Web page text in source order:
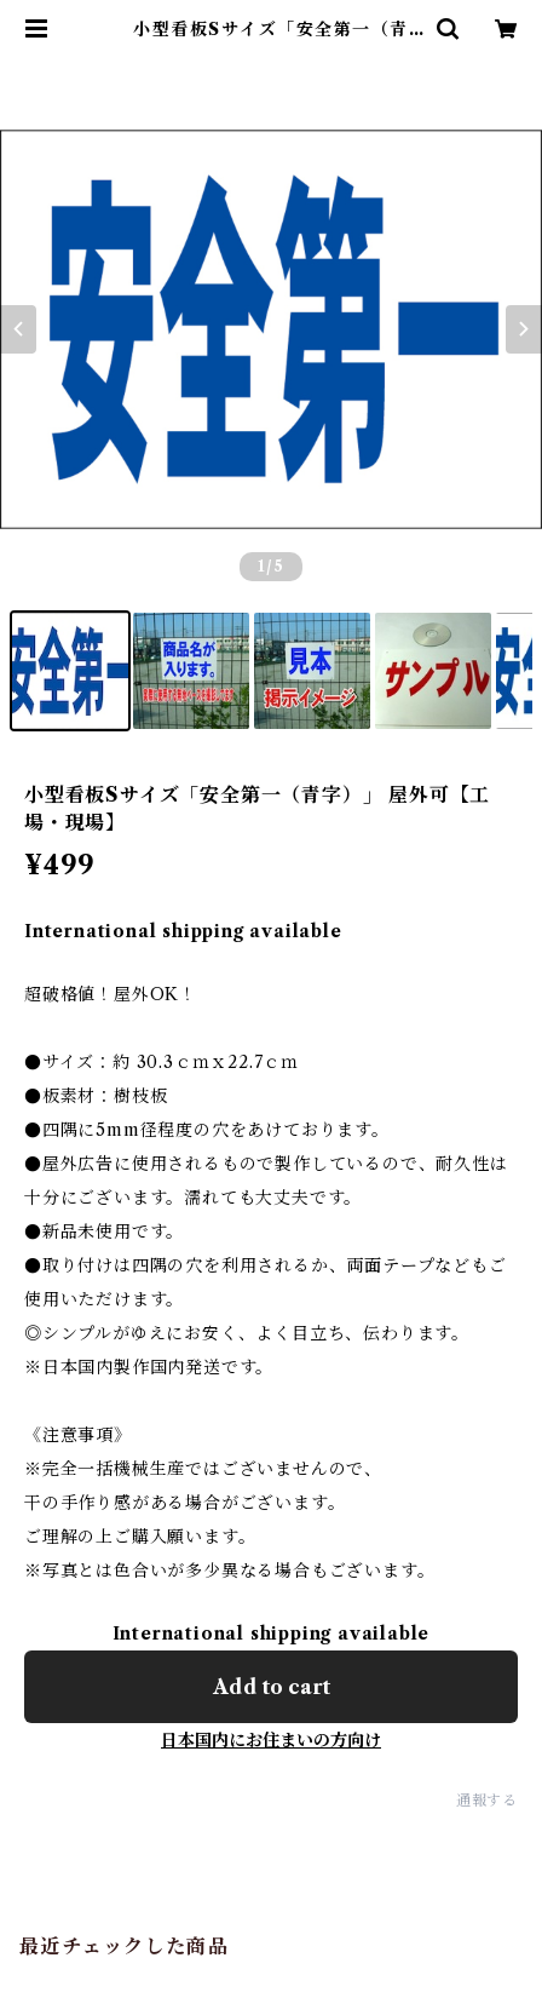
小型看板Sサイズ「安全第一（青
1 /5
小型看板Sサイズ「安全第一（青字）」 屋外可【工
場・現場】
¥499
International shipping available
超破格値！屋外OK！
●サイズ：約 30.3ｃｍｘ22.7ｃｍ
●板素材：樹枝板
●四隅に5mm径程度の穴をあけております。
●屋外広告に使用されるもので製作しているので、耐久性は
十分にございます。濡れても大丈夫です。
●新品未使用です。
●取り付けは四隅の穴を利用されるか、両面テープなどもご
使用いただけます。
◎シンプルがゆえにお安く、よく目立ち、伝わります。
※日本国内製作国内発送です。
《注意事項》
※完全一括機械生産ではございませんので、
干の手作り感がある場合がございます。
ご理解の上ご購入願います。
※写真とは色合いが多少異なる場合もございます。
International shipping available
Add to cart
日本国内にお住まいの方向け
通報する
最近チェックした商品